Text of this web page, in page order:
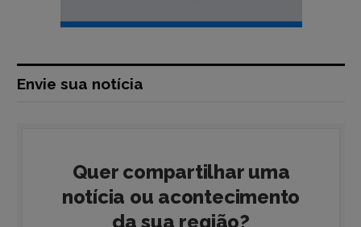
Envie sua notícia
Quer compartilhar uma
notícia ou acontecimento
da sua região?